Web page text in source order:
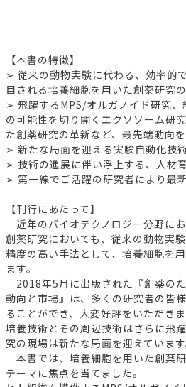
【本書の特徴】
➢ 従来の動物実験に代わる、効率的
目される培養細胞を用いた創薬研究
➢ 飛躍するMPS/オルガノイド研究
の可能性を切り開くエクソソーム研
た創薬研究の革新など、最先端動向
➢ 新たな局面を迎える実験自動化技
➢ 技術の進展に伴い浮上する、人材
➢ 第一線でご活躍の研究者により最
【刊行にあたって】
近年のバイオテクノロジー分野にお
創薬研究においても、従来の動物実
精度の高い手法として、培養細胞を
ます。
2018年5月に出版された『創薬の
動向と市場』は、多くの研究者の皆
ることができ、大変好評をいただき
培養技術とその周辺技術はさらに飛
究の現場は新たな局面を迎えています
本書では、培養細胞を用いた創薬
テーマに焦点を当てました。